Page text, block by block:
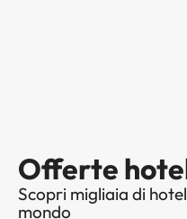
Offerte
Scopri migliaia di
mondo